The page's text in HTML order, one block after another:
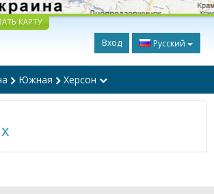
КАРТУ
Вход Русский
Южная Херсон